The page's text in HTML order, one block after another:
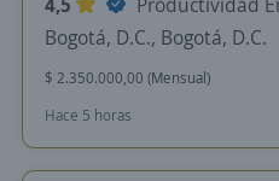
Bogotá, D.C., Bogotá, D.C.
$ 2.350.000,00 (Mensual)
Hace 5 horas